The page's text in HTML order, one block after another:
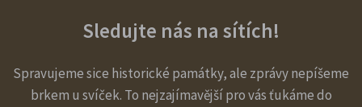
Sledujte nás na sítích!
Spravujeme sice historické památky, ale zprávy nepíšeme
brkem u svíček. To nejzajímavější pro vás ťukáme do